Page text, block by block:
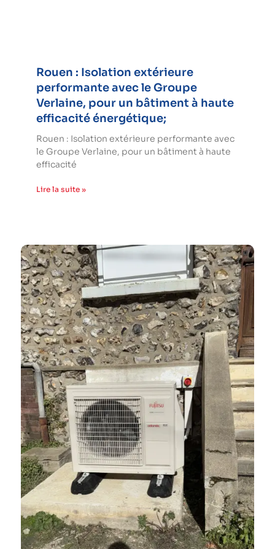
Rouen : Isolation extérieure
performante avec le Groupe
Verlaine, pour un bâtiment à haute
efficacité énergétique;
Rouen : Isolation extérieure performante avec
le Groupe Verlaine, pour un bâtiment à haute
efficacité
Lire la suite »